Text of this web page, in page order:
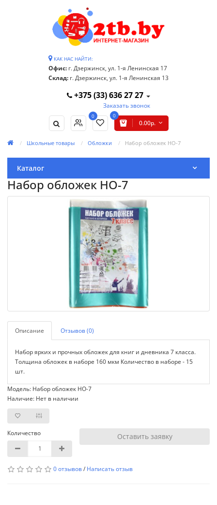
КАК НАС НАЙТИ:
Офис: г. Дзержинск, ул. 1-я Ленинская 17
Склад: г. Дзержинск, ул. 1-я Ленинская 13
+375 (33) 636 27 27
Заказать звонок
0 0
0.00р.
Школьные товары Обложки Набор обложек НО-7
Каталог
Набор обложек НО-7
Описание Отзывов (0)
Набор ярких и прочных обложек для книг и дневника 7 класса.
Толщина обложек в наборе 160 мкм Количество в наборе - 15
шт.
Модель: Набор обложек НО-7
Наличие: Нет в наличии
Количество Оставить заявку
0 отзывов/ Написать отзыв